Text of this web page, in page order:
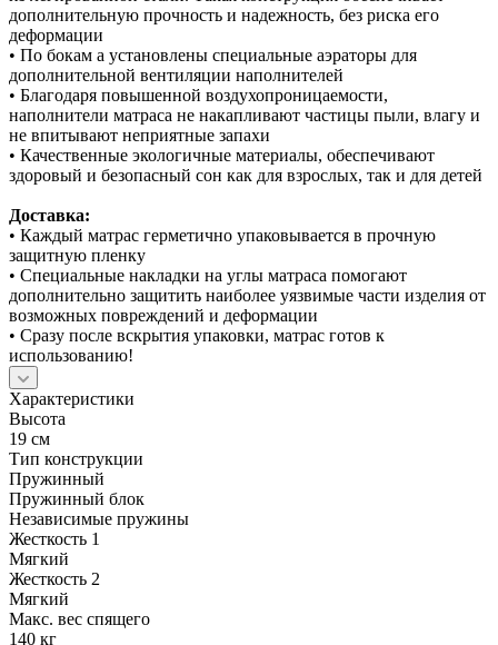
дополнительную прочность и надежность, без риска его
деформации
• По бокам а установлены специальные аэраторы для
дополнительной вентиляции наполнителей
• Благодаря повышенной воздухопроницаемости,
наполнители матраса не накапливают частицы пыли, влагу и
не впитывают неприятные запахи
• Качественные экологичные материалы, обеспечивают
здоровый и безопасный сон как для взрослых, так и для детей
Доставка:
• Каждый матрас герметично упаковывается в прочную
защитную пленку
• Специальные накладки на углы матраса помогают
дополнительно защитить наиболее уязвимые части изделия от
возможных повреждений и деформации
• Сразу после вскрытия упаковки, матрас готов к
использованию!
Характеристики
Высота
19 см
Тип конструкции
Пружинный
Пружинный блок
Независимые пружины
Жесткость 1
Мягкий
Жесткость 2
Мягкий
Макс. вес спящего
140 кг